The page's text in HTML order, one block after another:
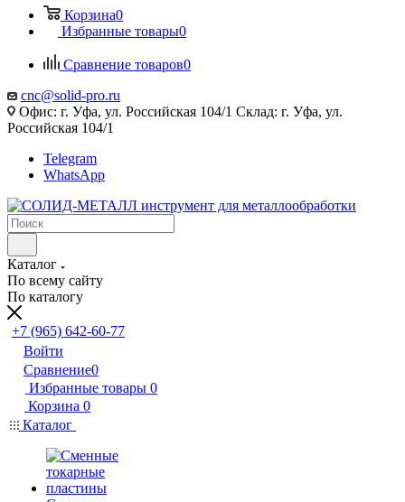
Корзина0
Избранные товары0
Сравнение товаров0
cnc@solid-pro.ru
Офис: г. Уфа, ул. Российская 104/1 Склад: г. Уфа, ул.
Российская 104/1
Telegram
WhatsApp
Каталог
По всему сайту
По каталогу
+7 (965) 642-60-77
Войти
Сравнение0
Избранные товары 0
Корзина 0
Каталог